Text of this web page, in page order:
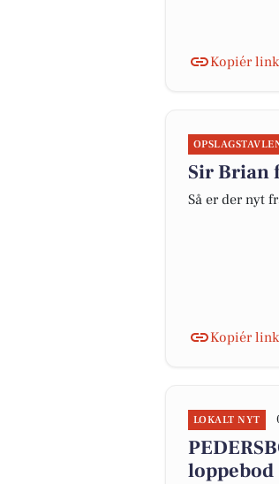
Kopiér link
Sir Brian
Så er der nyt
Kopiér link
LOKALT NYT
loppebod